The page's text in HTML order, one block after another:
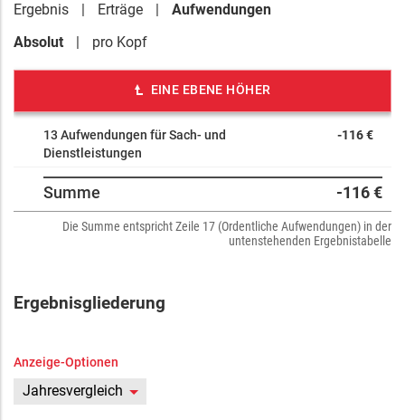
Ergebnis Erträge
Aufwendungen
Absolut
pro Kopf
EINE EBENE HÖHER
13 Aufwendungen für Sach- und
Dienstleistungen
-116 €
Summe -116 €
Die Summe entspricht Zeile 17 (Ordentliche Aufwendungen) in der
untenstehenden Ergebnistabelle
Ergebnisgliederung
Anzeige-Optionen
Jahresvergleich